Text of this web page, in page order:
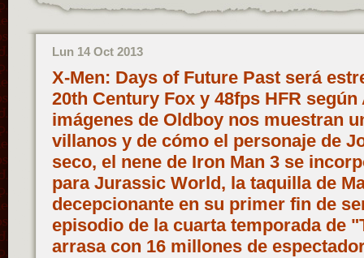
Lun 14 Oct 2013
X-Men: Days of Future Past será
20th Century Fox y 48fps HFR
imágenes de Oldboy nos muestran
villanos y de cómo el personaje de
seco, el nene de Iron Man 3 se
para Jurassic World, la taquilla de
decepcionante en su primer fin de
episodio de la cuarta temporada de
arrasa con 16 millones de